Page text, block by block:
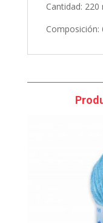
Cantidad:
Composición: